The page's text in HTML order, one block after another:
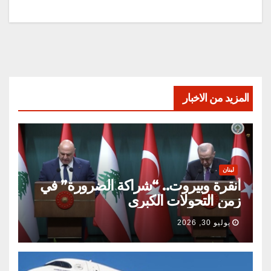
المزيد من الاخبار
لبنان
أنقرة وبيروت.. “شراكة الضرورة” في
زمن التحولات الكبرى
يوليو 30, 2026